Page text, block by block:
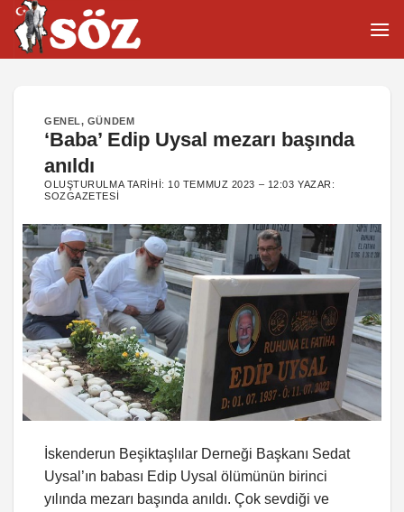
İçeriğe
atla
GENEL, GÜNDEM
‘Baba’ Edip Uysal mezarı başında
anıldı
OLUŞTURULMA TARIHI: 10 TEMMUZ 2023 – 12:03 YAZAR:
SOZGAZETESI
İskenderun Beşiktaşlılar Derneği Başkanı Sedat
Uysal’ın babası Edip Uysal ölümünün birinci
yılında mezarı başında anıldı. Çok sevdiği ve